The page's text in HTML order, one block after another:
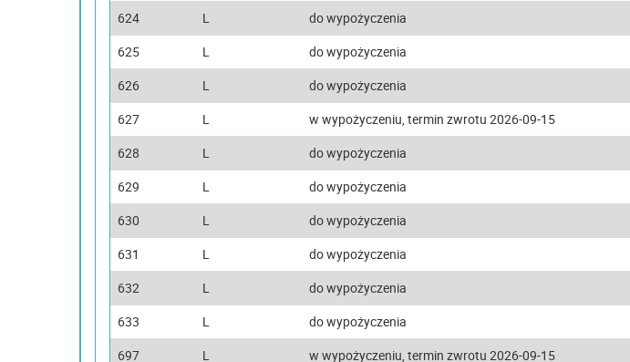
624
L do wypożyczenia
625
L do wypożyczenia
626
L do wypożyczenia
627
L w wypożyczeniu, termin zwrotu 2026-09-15
628
L do wypożyczenia
629
L do wypożyczenia
630
L do wypożyczenia
631
L do wypożyczenia
632
L do wypożyczenia
633
L do wypożyczenia
697
L w wypożyczeniu, termin zwrotu 2026-09-15